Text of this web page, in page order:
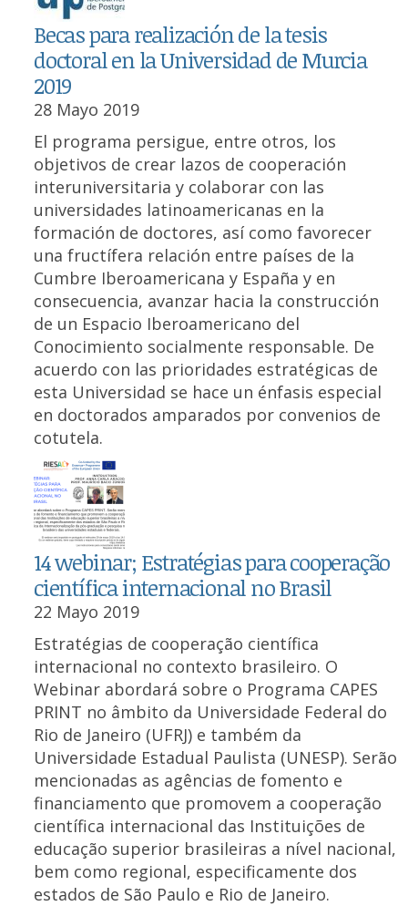
Becas para realización de la tesis
doctoral en la Universidad de Murcia
2019
28 Mayo 2019
El programa persigue, entre otros, los
objetivos de crear lazos de cooperación
interuniversitaria y colaborar con las
universidades latinoamericanas en la
formación de doctores, así como favorecer
una fructífera relación entre países de la
Cumbre Iberoamericana y España y en
consecuencia, avanzar hacia la construcción
de un Espacio Iberoamericano del
Conocimiento socialmente responsable. De
acuerdo con las prioridades estratégicas de
esta Universidad se hace un énfasis especial
en doctorados amparados por convenios de
cotutela.
14 webinar; Estratégias para cooperação
científica internacional no Brasil
22 Mayo 2019
Estratégias de cooperação científica
internacional no contexto brasileiro. O
Webinar abordará sobre o Programa CAPES
PRINT no âmbito da Universidade Federal do
Rio de Janeiro (UFRJ) e também da
Universidade Estadual Paulista (UNESP). Serão
mencionadas as agências de fomento e
financiamento que promovem a cooperação
científica internacional das Instituições de
educação superior brasileiras a nível nacional,
bem como regional, especificamente dos
estados de São Paulo e Rio de Janeiro.